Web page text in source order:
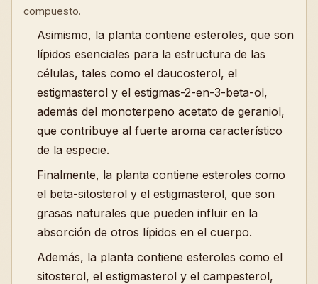
compuesto.
Asimismo, la planta contiene esteroles, que son
lípidos esenciales para la estructura de las
células, tales como el daucosterol, el
estigmasterol y el estigmas-2-en-3-beta-ol,
además del monoterpeno acetato de geraniol,
que contribuye al fuerte aroma característico
de la especie.
Finalmente, la planta contiene esteroles como
el beta-sitosterol y el estigmasterol, que son
grasas naturales que pueden influir en la
absorción de otros lípidos en el cuerpo.
Además, la planta contiene esteroles como el
sitosterol, el estigmasterol y el campesterol,